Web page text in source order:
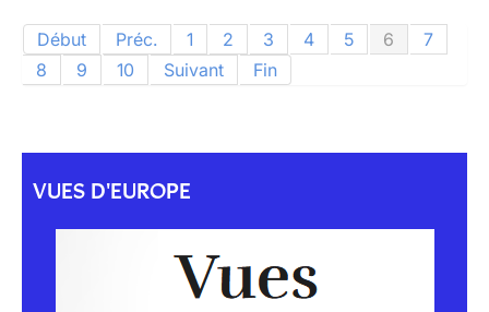
Début Préc. 1 2 3 4 5 6
7
8
9 10 Suivant Fin
VUES D'EUROPE